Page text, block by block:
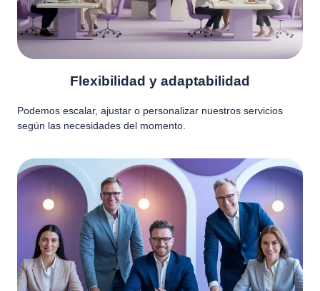
Flexibilidad y adaptabilidad
Podemos escalar, ajustar o personalizar nuestros servicios
según las necesidades del momento.